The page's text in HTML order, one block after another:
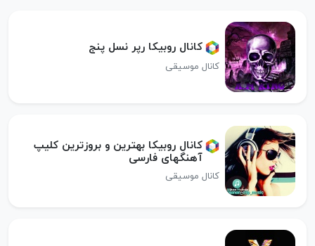
کانال روبیکا رپر نسل پنج
کانال موسیقی
کانال روبیکا بهترین و بروزترین کلیپ
آهنگهای فارسی
کانال موسیقی